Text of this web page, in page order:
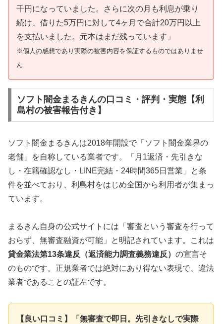
千円になっていました。さらに次の月も利息が乗り
続け、借りた5万円に対して4ヶ月で合計20万円以上
を支払いました。元本はまだ残っています」
※個人の感想であり実際の被害内容を保証するものではありませ
ん
ソフト闇金まるきんの口コミ・評判・実態【利
島村の被害報告付き】
ソフト闇金まるきんは2018年開設で「ソフト闇金業界の
老舗」を自称している業者です。「月1返済・先引きな
し・在籍確認なし・LINE完結・24時間365日営業」と条
件を並べており、利島村をはじめ全国から利用者が集まっ
ています。
まるきん自身の公式サイトには「審査という審査を行って
おらず、無審査融資が可能」と明記されています。これは
貸金業法第13条違反（返済能力調査義務違反） の宣言そ
のものです。正規業者では絶対にあり得ない表現で、違法
業者であることの証左です。
【良い口コミ】「無審査で即日。先引きなしで実際